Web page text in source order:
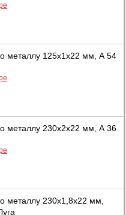
металлу 125х1х22 мм, А 54
металлу 230х2х22 мм, А 36
металлу 230х1,8х22 мм,